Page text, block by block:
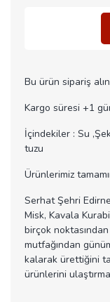
Bu ürün sipariş
Kargo süresi +1
İçindekiler : Su
tuzu
Ürünlerimiz
Serhat Şehri
Misk, Kavala
birçok
mutfağından
kalarak ürettiğini
ürünlerini